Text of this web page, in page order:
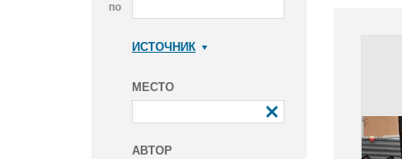
по
ИСТОЧНИК
МЕСТО
АВТОР